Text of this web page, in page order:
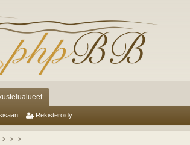
Rekisteröidy